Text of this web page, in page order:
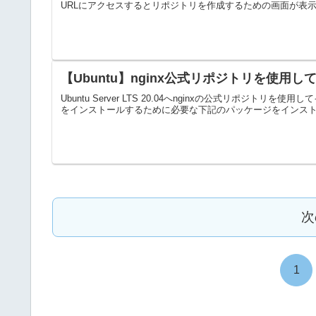
URLにアクセスするとリポジトリを作成するための画面が表
【Ubuntu】nginx公式リポジトリを使用し
Ubuntu Server LTS 20.04へnginxの公式リポジトリを使用し
をインストールするために必要な下記のパッケージをインス
1